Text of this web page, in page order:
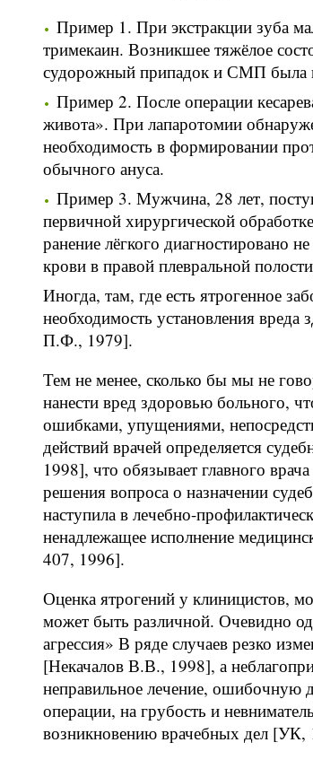
Пример 1. При экстракции зуба
тримекаин. Возникшее тяжёлое
судорожный припадок и СМП была
Пример 2. После операции
живота». При лапаротомии
необходимость в формировании
обычного ануса.
Пример 3. Мужчина, 28 лет,
первичной хирургической
ранение лёгкого диагностировано
крови в правой плевральной
Иногда, там, где есть ятрогенное
необходимость установления
П.Ф., 1979].
Тем не менее, сколько бы мы не
нанести вред здоровью больного,
ошибками, упущениями,
действий врачей определяется
1998], что обязывает главного
решения вопроса о назначении
наступила в лечебно-
ненадлежащее исполнение
407, 1996].
Оценка ятрогений у клиницистов,
может быть различной. Очевидно
агрессия» В ряде случаев резко
[Некачалов В.В., 1998], а
неправильное лечение, ошибочную
операции, на грубость и
возникновению врачебных дел [УК,